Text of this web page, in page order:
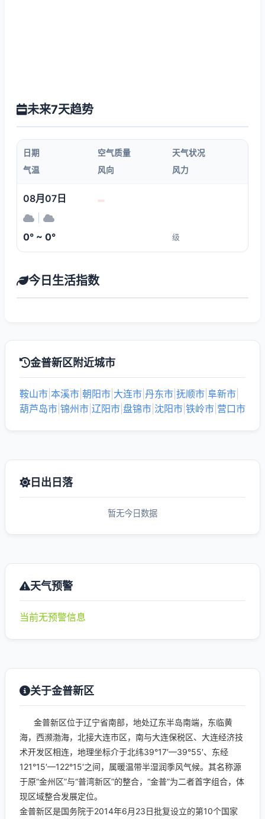
未来7天趋势
日期 空气质量
天气状况
气温
风向 风力
08月07日
0° ~ 0° 级
今日生活指数
金普新区附近城市
鞍山市 本溪市 朝阳市 大连市 丹东市 抚顺市 阜新市
葫芦岛市 锦州市 辽阳市 盘锦市 沈阳市 铁岭市 营口市
日出日落
暂无今日数据
天气预警
当前无预警信息
关于金普新区
金普新区位于辽宁省南部，地处辽东半岛南端，东临黄
海，西濒渤海，北接大连市区，南与大连保税区、大连经济技
术开发区相连，地理坐标介于北纬39°17′—39°55′、东经
121°15′—122°15′之间，属暖温带半湿润季风气候。其名称源
于原“金州区”与“普湾新区”的整合，“金普”为二者首字组合，体
现区域整合发展定位。
金普新区是国务院于2014年6月23日批复设立的第10个国家